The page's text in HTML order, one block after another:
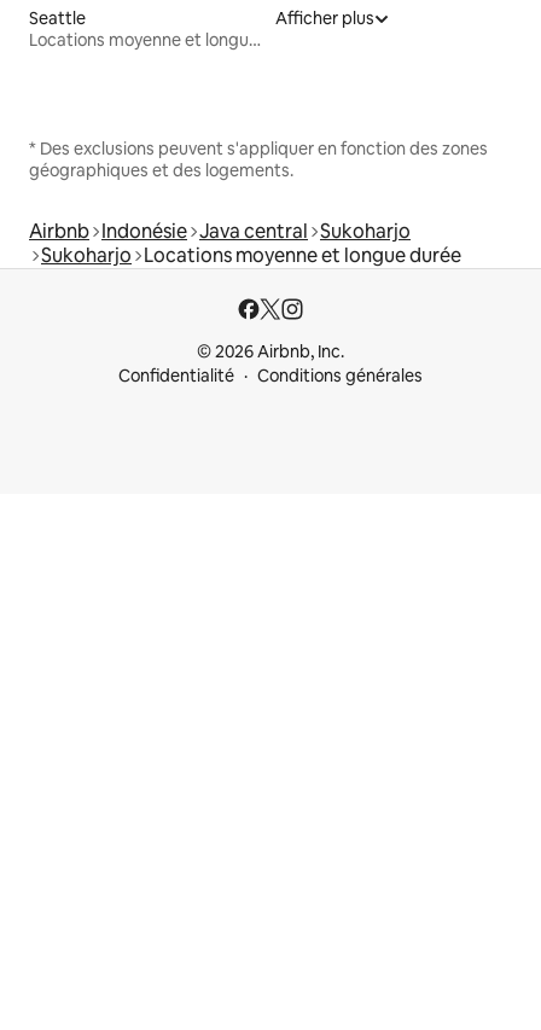
Seattle
Locations moyenne et longue durée
Afficher plus
* Des exclusions peuvent s'appliquer en fonction des zones
géographiques et des logements.
Airbnb Indonésie Java central Sukoharjo
Sukoharjo Locations moyenne et longue durée
© 2026 Airbnb, Inc.
Confidentialité
Conditions générales